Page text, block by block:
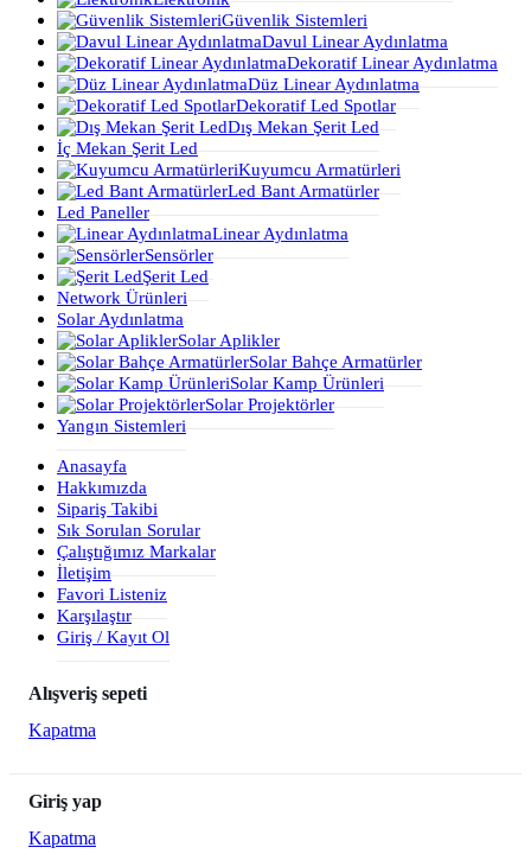
Güvenlik Sistemleri
Davul Linear Aydınlatma
Dekoratif Linear Aydınlatma
Düz Linear Aydınlatma
Dekoratif Led Spotlar
Dış Mekan Şerit Led
İç Mekan Şerit Led
Kuyumcu Armatürleri
Led Bant Armatürler
Led Paneller
Linear Aydınlatma
Sensörler
Şerit Led
Network Ürünleri
Solar Aydınlatma
Solar Aplikler
Solar Bahçe Armatürler
Solar Kamp Ürünleri
Solar Projektörler
Yangın Sistemleri
Anasayfa
Hakkımızda
Sipariş Takibi
Sık Sorulan Sorular
Çalıştığımız Markalar
İletişim
Favori Listeniz
Karşılaştır
Giriş / Kayıt Ol
Alışveriş sepeti
Kapatma
Giriş yap
Kapatma